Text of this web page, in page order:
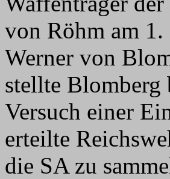
von Röhm am
Werner von
stellte Blomberg
Versuch einer
erteilte
die SA zu